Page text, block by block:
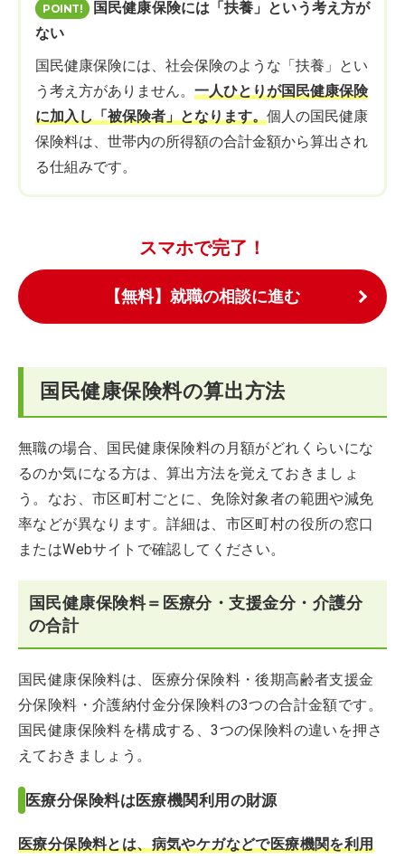
国民健康保険には「扶養」という考え方が
ない
国民健康保険には、社会保険のような「扶養」とい
う考え方がありません。 一人ひとりが国民健康保険
に加入し「被保険者」となります。個人の国民健康
保険料は、世帯内の所得額の合計金額から算出され
る仕組みです。
スマホで完了！
【無料】就職の相談に進む
国民健康保険料の算出方法
無職の場合、国民健康保険料の月額がどれくらいにな
るのか気になる方は、算出方法を覚えておきましょ
う。なお、市区町村ごとに、免除対象者の範囲や減免
率などが異なります。詳細は、市区町村の役所の窓口
またはWebサイトで確認してください。
国民健康保険料＝医療分・支援金分・介護分
の合計
国民健康保険料は、医療分保険料・後期高齢者支援金
分保険料・介護納付金分保険料の3つの合計金額です。
国民健康保険料を構成する、3つの保険料の違いを押さ
えておきましょう。
医療分保険料は医療機関利用の財源
医療分保険料とは、病気やケガなどで医療機関を利用